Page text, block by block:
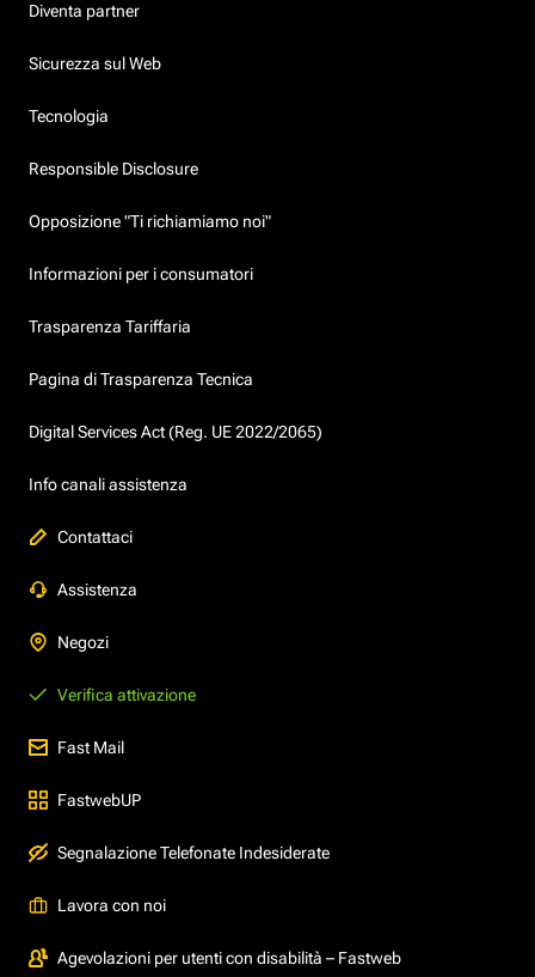
Diventa partner
Sicurezza sul Web
Tecnologia
Responsible Disclosure
Opposizione "Ti richiamiamo noi"
Informazioni per i consumatori
Trasparenza Tariffaria
Pagina di Trasparenza Tecnica
Digital Services Act (Reg. UE 2022/2065)
Info canali assistenza
Contattaci
Assistenza
Negozi
Verifica attivazione
Fast Mail
FastwebUP
Segnalazione Telefonate Indesiderate
Lavora con noi
Agevolazioni per utenti con disabilità – Fastweb